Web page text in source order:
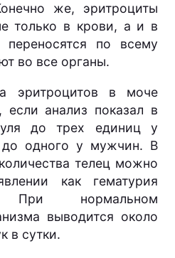
же, эритроциты
только в крови, а и в
по всему
во все органы.
эритроцитов в моче
если анализ показал в
до трех единиц у
одного у мужчин. В
телец можно
как гематурия
При нормальном
выводится около
в сутки.